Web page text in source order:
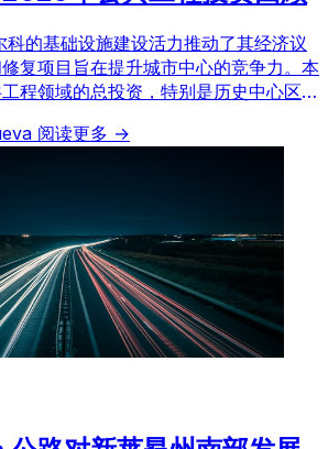
的基础设施建设活力推动了其经济议
复项目旨在提升城市中心的竞争力。本
程领域的总投资，特别是历史中心区的
。阅读更多 →